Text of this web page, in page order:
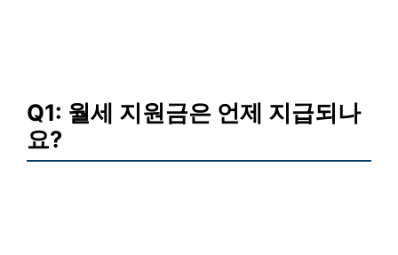
Q1: 월세 지원금은 언제 지급되나
요?